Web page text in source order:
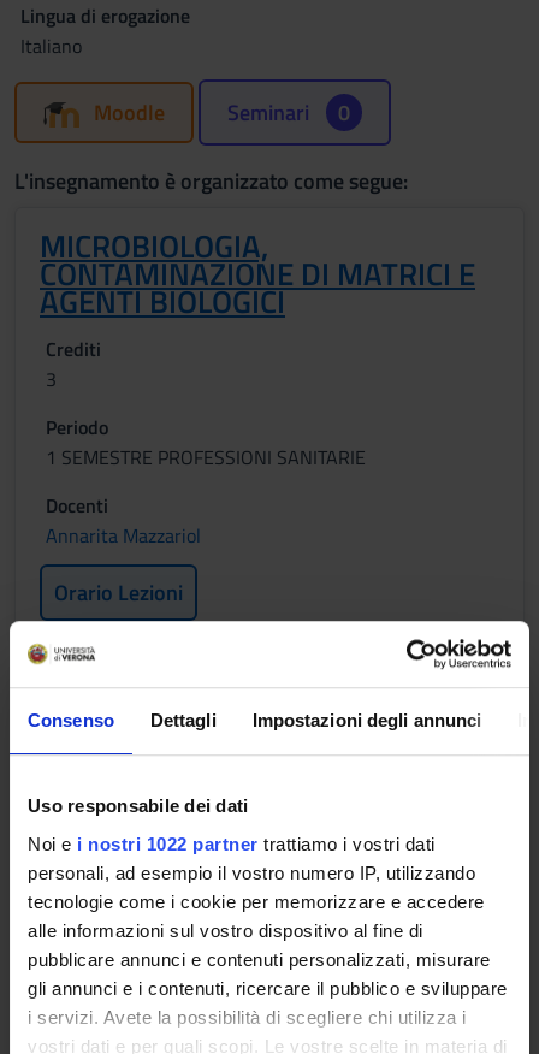
Consenso Dettagli Impostazioni degli annunci
Uso responsabile dei dati
Noi e i nostri 1022 partner trattiamo i vostri dati
personali, ad esempio il vostro numero IP, utilizzando
tecnologie come i cookie per memorizzare e accedere
alle informazioni sul vostro dispositivo al fine di
pubblicare annunci e contenuti personalizzati, misurare
gli annunci e i contenuti, ricercare il pubblico e sviluppare
i servizi. Avete la possibilità di scegliere chi utilizza i
vostri dati e per quali scopi. Le vostre scelte in materia di
Lingua di erogazione
Italiano
Moodle Seminari 0
L'insegnamento è organizzato come segue:
MICROBIOLOGIA,
CONTAMINAZIONE DI MATRICI E
AGENTI BIOLOGICI
Crediti
3
Periodo
1 SEMESTRE PROFESSIONI SANITARIE
Docenti
Annarita Mazzariol
Orario Lezioni
EPIDEMIOLOGIA IN SANITA'
PUBBLICA E PROFILASSI DELLE
MALATTIE INFETTIVE E DIFFUSIVE
Crediti
2
Periodo
1 SEMESTRE PROFESSIONI SANITARIE
Docenti
Maria Grazia Zuccali